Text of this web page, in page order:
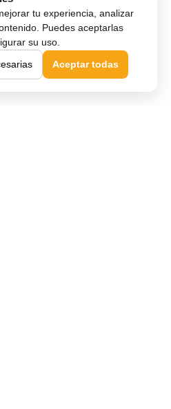
tu experiencia, analizar
Puedes aceptarlas
su uso.
Aceptar todas